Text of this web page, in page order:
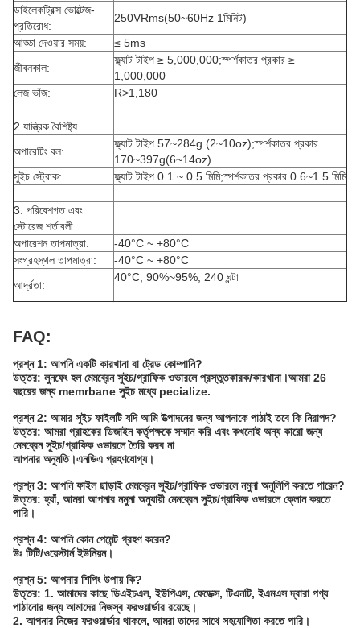
ডাইলেকট্রিক্স ভোল্টেজ-
প্রতিরোধ:
250VRms(50~60Hz 1মিনিট)
আড্ডা দেওয়ার সময়:
≤ 5ms
জীবনকাল:
ফ্ল্যাট টাইপ ≥ 5,000,000;স্পর্শকাতর প্রকার ≥
1,000,000
লেজ ভাঁজ:
R>1,180
2.যান্ত্রিক বৈশিষ্ট্য
অপারেটিং বল:
ফ্ল্যাট টাইপ 57~284g (2~10oz);স্পর্শকাতর প্রকার
170~397g(6~14oz)
সুইচ স্ট্রোক:
ফ্ল্যাট টাইপ 0.1 ~ 0.5 মিমি;স্পর্শকাতর প্রকার 0.6~1.5 মিমি
3. পরিবেশগত এবং
স্টোরেজ শর্তাবলী
অপারেশন তাপমাত্রা:
-40°C ~ +80°C
সংগ্রহস্থল তাপমাত্রা:
-40°C ~ +80°C
আর্দ্রতা:
40°C, 90%~95%, 240 ঘন্টা
FAQ:
প্রশ্ন 1: আপনি একটি কারখানা বা ট্রেড কোম্পানি?
উত্তর: লুনফেং হল মেমব্রেন সুইচ/গ্রাফিক ওভারলে প্রস্তুতকারক/কারখানা।আমরা 26
বছরের জন্য memrbane সুইচ মধ্যে pecialize.
প্রশ্ন 2: আমার সুইচ ফাইলটি যদি আমি উত্পাদনের জন্য আপনাকে পাঠাই তবে কি নিরাপদ?
উত্তর: আমরা গ্রাহকের ডিজাইন কর্তৃপক্ষকে সম্মান করি এবং কখনোই অন্য কারো জন্য
মেমব্রেন সুইচ/গ্রাফিক ওভারলে তৈরি করব না
আপনার অনুমতি।এনডিএ গ্রহণযোগ্য।
প্রশ্ন 3: আপনি ফাইল ছাড়াই মেমব্রেন সুইচ/গ্রাফিক ওভারলে নমুনা অনুলিপি করতে পারেন?
উত্তর: হ্যাঁ, আমরা আপনার নমুনা অনুযায়ী মেমব্রেন সুইচ/গ্রাফিক ওভারলে ক্লোন করতে
পারি।
প্রশ্ন 4: আপনি কোন পেমেন্ট গ্রহণ করেন?
উঃ টিটি/ওয়েস্টার্ন ইউনিয়ন।
প্রশ্ন 5: আপনার শিপিং উপায় কি?
উত্তর: 1. আমাদের কাছে ডিএইচএল, ইউপিএস, ফেডেক্স, টিএনটি, ইএমএস দ্বারা পণ্য
পাঠানোর জন্য আমাদের নিজস্ব ফরওয়ার্ডার রয়েছে।
2. আপনার নিজের ফরওয়ার্ডার থাকলে, আমরা তাদের সাথে সহযোগিতা করতে পারি।